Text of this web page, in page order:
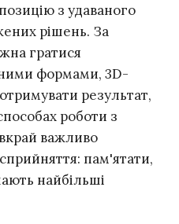
з удаваного
рішень. За
гратися
формами, 3D-
результат,
роботи з
важливо
пам'ятати,
найбільші